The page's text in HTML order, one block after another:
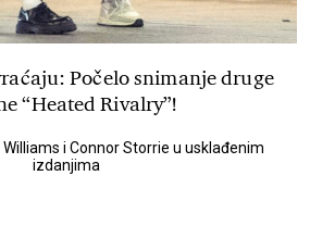
Počelo snimanje druge
“Heated Rivalry”!
i Connor Storrie u usklađenim
izdanjima